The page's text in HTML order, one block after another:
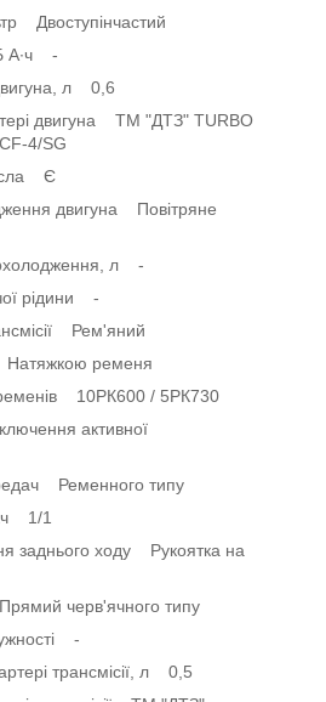
Двоступінчастий
А∙ч -
л 0,6
двигуна ТМ "ДТЗ" TURBO
4/SG
Є
двигуна Повітряне
л -
рідини -
Рем'яний
ременя
10РК600 / 5РК730
активної
Ременного типу
1/1
заднього ходу Рукоятка на
черв'ячного типу
-
трансмісії, л 0,5